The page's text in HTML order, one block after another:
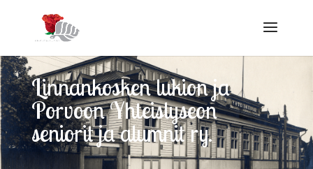
Linnankosken lukion ja
Porvoon Yhteislyseon
seniorit ja alumnit ry.